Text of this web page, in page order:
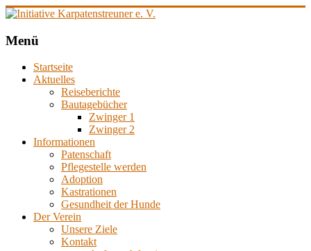
Zum
springen
Initiative
Tierschutz
Menü
Startseite
Aktuelles
Reiseberichte
Bautagebücher
Zwinger 1
Zwinger 2
Informationen
Patenschaft
Pflegestelle werden
Adoption
Kastrationen
Gesundheit der Hunde
Der Verein
Unsere Ziele
Kontakt